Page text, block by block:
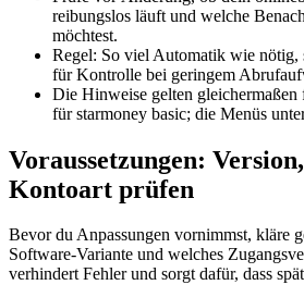
reibungslos läuft und welche
möchtest.
Regel: So viel Automatik wie
für Kontrolle bei geringem
Die Hinweise gelten gleichermaßen
für starmoney basic; die Menüs
Voraussetzungen:
Kontoart prüfen
Bevor du Anpassungen vornimmst, kläre
Software‑Variante und welches
verhindert Fehler und sorgt dafür, dass